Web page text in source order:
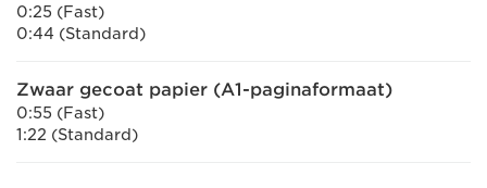
0:25 (Fast)
0:44 (Standard)
Zwaar gecoat papier (A1-paginaformaat)
0:55 (Fast)
1:22 (Standard)